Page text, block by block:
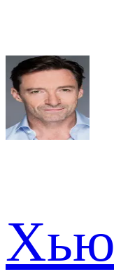
Хью